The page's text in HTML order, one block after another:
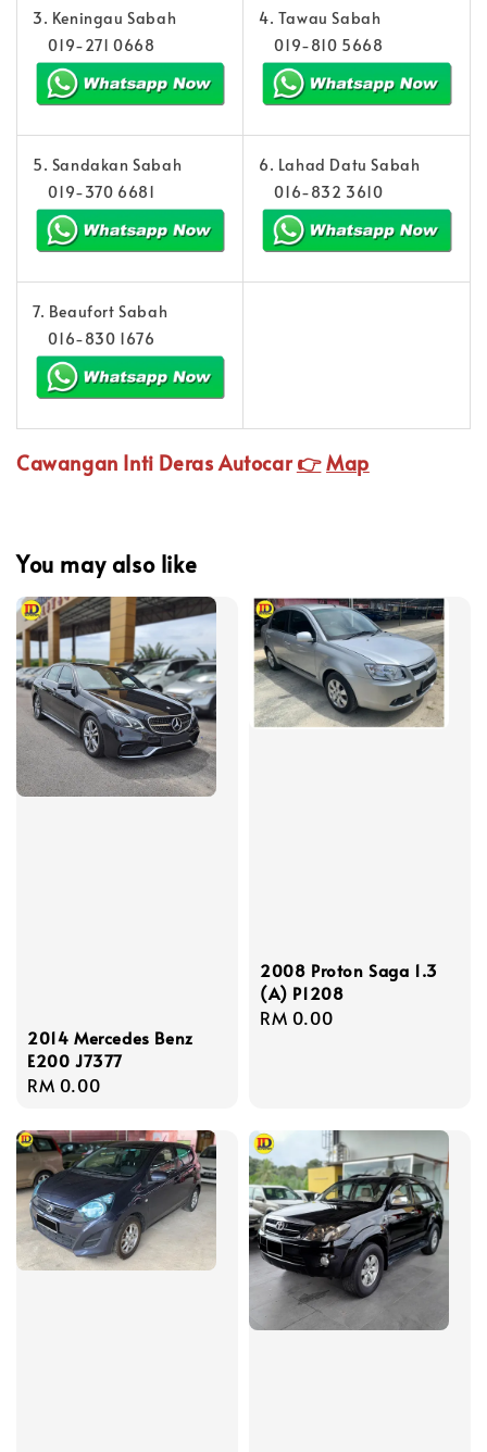
3. Keningau Sabah
019-271 0668
4. Tawau Sabah
019-810 5668
5. Sandakan Sabah
019-370 6681
6. Lahad Datu Sabah
016-832 3610
7. Beaufort Sabah
016-830 1676
Cawangan Inti Deras Autocar👉Map
You may also like
2014 Mercedes Benz
E200 J7377
Regular
RM 0.00
2008 Proton Saga 1.3
(A) P1208
Regular
RM 0.00